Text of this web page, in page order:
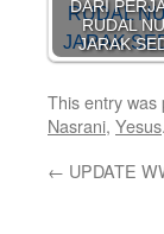
DARI
RUDAL
JARAK
This entry was
Nasrani, Yesus
← UPDATE